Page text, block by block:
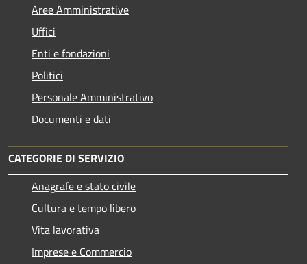
Aree Amministrative
Uffici
Enti e fondazioni
Politici
Personale Amministrativo
Documenti e dati
CATEGORIE DI SERVIZIO
Anagrafe e stato civile
Cultura e tempo libero
Vita lavorativa
Imprese e Commercio